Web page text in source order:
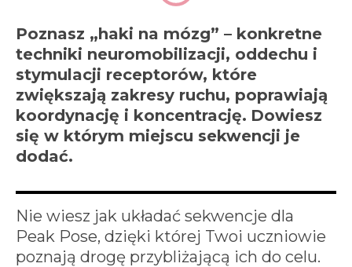
Poznasz „haki na mózg” – konkretne
techniki neuromobilizacji, oddechu i
stymulacji receptorów, które
zwiększają zakresy ruchu, poprawiają
koordynację i koncentrację. Dowiesz
się w którym miejscu sekwencji je
dodać.
Nie wiesz jak układać sekwencje dla
Peak Pose, dzięki której Twoi uczniowie
poznają drogę przybliżającą ich do celu.